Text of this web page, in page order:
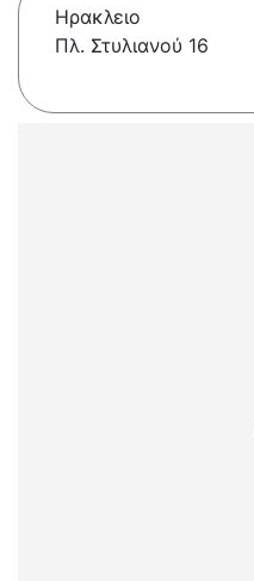
Ηρακλειο
Πλ. Στυλιανού 16